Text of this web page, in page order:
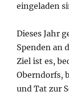
eingeladen
Dieses Jahr
Spenden an
Ziel ist es,
Oberndorfs,
und Tat zur